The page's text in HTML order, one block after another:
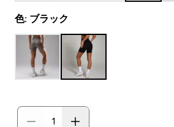
色: ブラック